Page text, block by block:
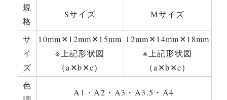
規
格
Sサイズ Mサイズ
サ
イ
ズ
10mm✕12mm✕15mm
※上記形状図
（a✕b✕c）
12mm✕14mm✕18mm
※上記形状図
（a✕b✕c）
色
A1・A2・A3・A3.5・A4